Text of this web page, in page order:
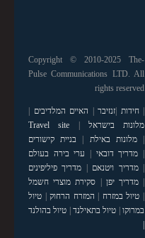
Copyright © 2010-2025 The-
Pulse Communications LTD. All
rights reserved
|חידות זנזיבר האיים המלדיבים
מלונות בישראל
Travel site
|מלונות באילת
בניית קישורים
מדריך דובאי
ערי בירה בעולם
|מדריך ויטנאם
מדריך פיליפינים
|מדריך יפן
סקירת מוצרי חשמל
טיול במזרח המזרח הרחוק| טיול
במרוקו| טיול בתאילנד| טיול בהולנד